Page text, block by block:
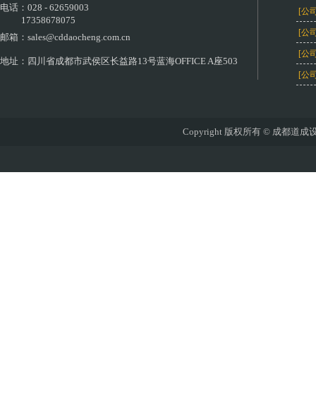
[公
[公
[公
[公
电话： 028 - 62659003
17358678075
邮箱：sales@cddaocheng.com.cn
地址： 四川省成都市武侯区长益路13号蓝海OFFICE A座503
Copyright 版权所有 © 成都道